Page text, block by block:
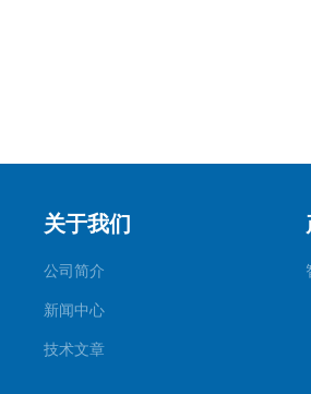
关于我们
公司简介
新闻中心
技术文章